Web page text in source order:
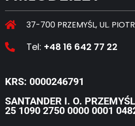
37-700 PRZEMYŚL, UL.
Tel: +48 16 642 77 22
KRS: 0000246791
SANTANDER I. O. PRZEMYŚL
25 1090 2750 0000 0001